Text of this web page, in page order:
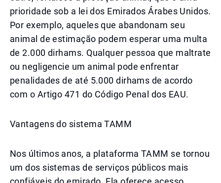
prioridade sob a lei dos Emirados Árabes Unidos.
Por exemplo, aqueles que abandonam seu
animal de estimação podem esperar uma multa
de 2.000 dirhams. Qualquer pessoa que maltrate
ou negligencie um animal pode enfrentar
penalidades de até 5.000 dirhams de acordo
com o Artigo 471 do Código Penal dos EAU.
Vantagens do sistema TAMM
Nos últimos anos, a plataforma TAMM se tornou
um dos sistemas de serviços públicos mais